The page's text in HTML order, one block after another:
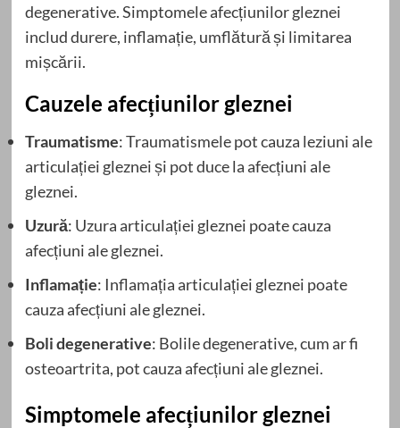
degenerative. Simptomele afecțiunilor gleznei
includ durere, inflamație, umflătură și limitarea
mișcării.
Cauzele afecțiunilor gleznei
Traumatisme: Traumatismele pot cauza leziuni ale
articulației gleznei și pot duce la afecțiuni ale
gleznei.
Uzură: Uzura articulației gleznei poate cauza
afecțiuni ale gleznei.
Inflamație: Inflamația articulației gleznei poate
cauza afecțiuni ale gleznei.
Boli degenerative: Bolile degenerative, cum ar fi
osteoartrita, pot cauza afecțiuni ale gleznei.
Simptomele afecțiunilor gleznei